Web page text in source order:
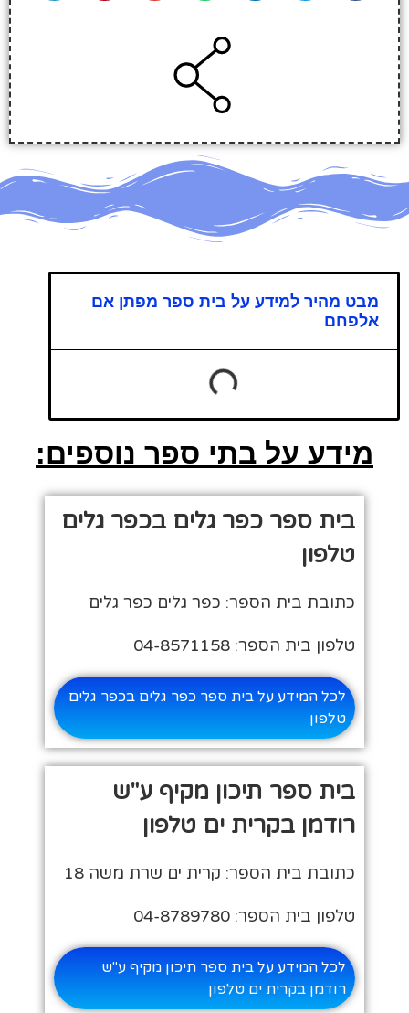
מבט מהיר למידע על בית ספר מפתן אם
אלפחם
מידע על בתי ספר נוספים:
בית ספר כפר גלים בכפר גלים
טלפון
כתובת בית הספר: כפר גלים כפר גלים
טלפון בית הספר: 04-8571158
לכל המידע על בית ספר כפר גלים בכפר גלים
טלפון
בית ספר תיכון מקיף ע"ש
רודמן בקרית ים טלפון
כתובת בית הספר: קרית ים שרת משה 18
טלפון בית הספר: 04-8789780
לכל המידע על בית ספר תיכון מקיף ע"ש
רודמן בקרית ים טלפון